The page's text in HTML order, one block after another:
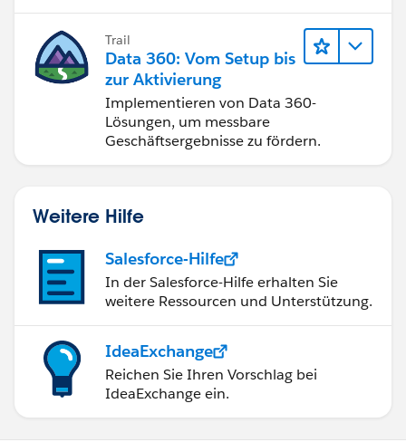
Trail
Data 360: Vom Setup bis
zur Aktivierung
Implementieren von Data 360-
Lösungen, um messbare
Geschäftsergebnisse zu fördern.
Weitere Hilfe
Salesforce-Hilfe
In der Salesforce-Hilfe erhalten Sie
weitere Ressourcen und Unterstützung.
IdeaExchange
Reichen Sie Ihren Vorschlag bei
IdeaExchange ein.